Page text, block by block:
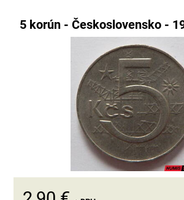
5 korún - Československo -